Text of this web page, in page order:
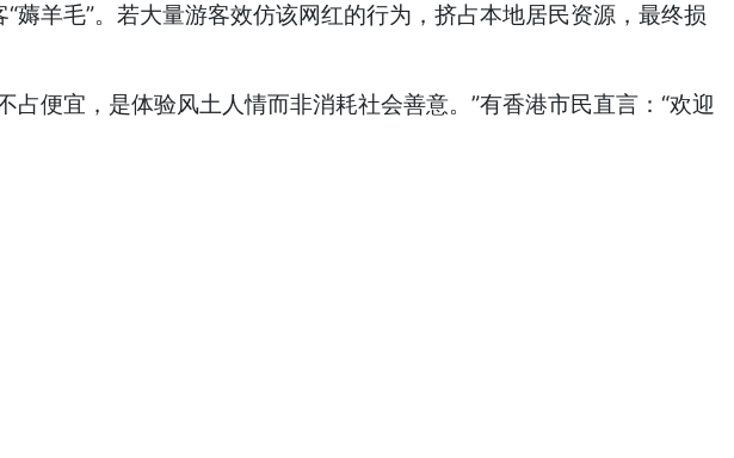
羊毛”。若大量游客效仿该网红的行为，挤占本地居民资源，最终损
便宜，是体验风土人情而非消耗社会善意。”有香港市民直言：“欢迎